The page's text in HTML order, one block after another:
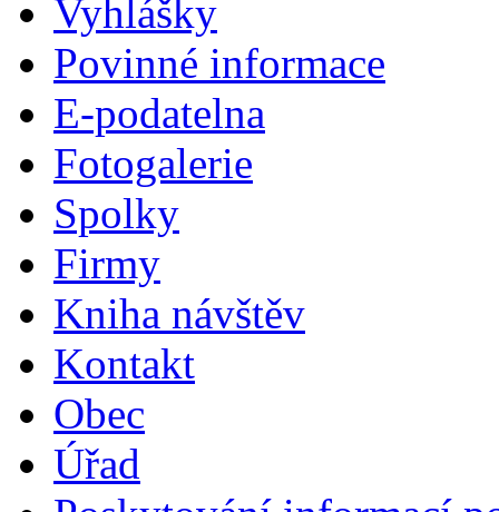
Vyhlášky
Povinné informace
E-podatelna
Fotogalerie
Spolky
Firmy
Kniha návštěv
Kontakt
Obec
Úřad